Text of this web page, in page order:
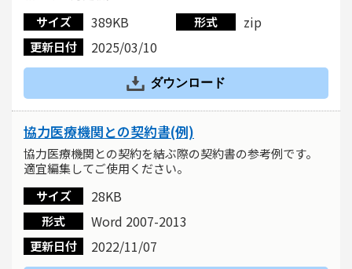
サイズ
389KB 形式 zip
更新日付 2025/03/10
ダウンロード
協力医療機関との契約書(例)
協力医療機関との契約を結ぶ際の契約書の参考例です。
適宜編集してご使用ください。
サイズ
28KB
形式 Word 2007-2013
更新日付 2022/11/07